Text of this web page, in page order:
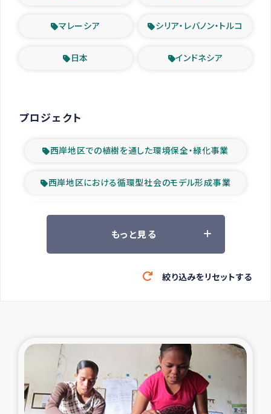
マレーシア シリア・レバノン・トルコ
日本 インドネシア
プロジェクト
西岸地区での植樹を通した環境保全・緑化事業
西岸地区における循環型社会のモデル形成事業
ツアー参加者の声
緊急救援の時代
東ティモール豪雨緊急支援
大雨による洪水被災者支援
カカオ生産者支援事業
もっと見る
絞り込みをリセットする